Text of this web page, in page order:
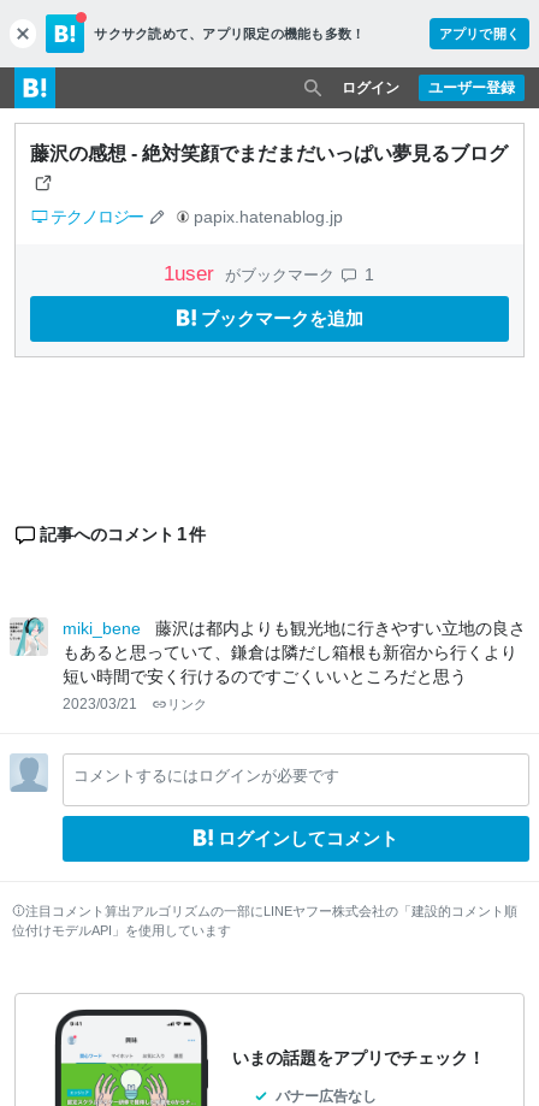
c
l
o
s
e
サクサク読めて、 アプリ限定の機能も多数！ アプリで開く
ユーザー登録
ログイン
藤沢の感想 - 絶対笑顔でまだまだいっぱい夢見るブログ
テクノロジー papix.hatenablog.jp
1user がブックマーク 1
ブックマークを追加
記事へのコメント 1件
miki_bene
藤沢は都内よりも観光地に行きやすい立地の良さ
もあると思っていて、鎌倉は隣だし箱根も新宿から行くより
短い時間で安く行けるのですごくいいところだと思う
2023/03/21 リンク
コメントするにはログインが必要です
ログインしてコメント
注目コメント算出アルゴリズムの一部にLINEヤフー株式会社の「建設的コメント順
位付けモデルAPI」を使用しています
いまの話題をアプリでチェック！
バナー広告なし